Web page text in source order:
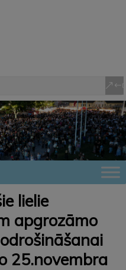
lielie
apgrozāmo
25.novembra